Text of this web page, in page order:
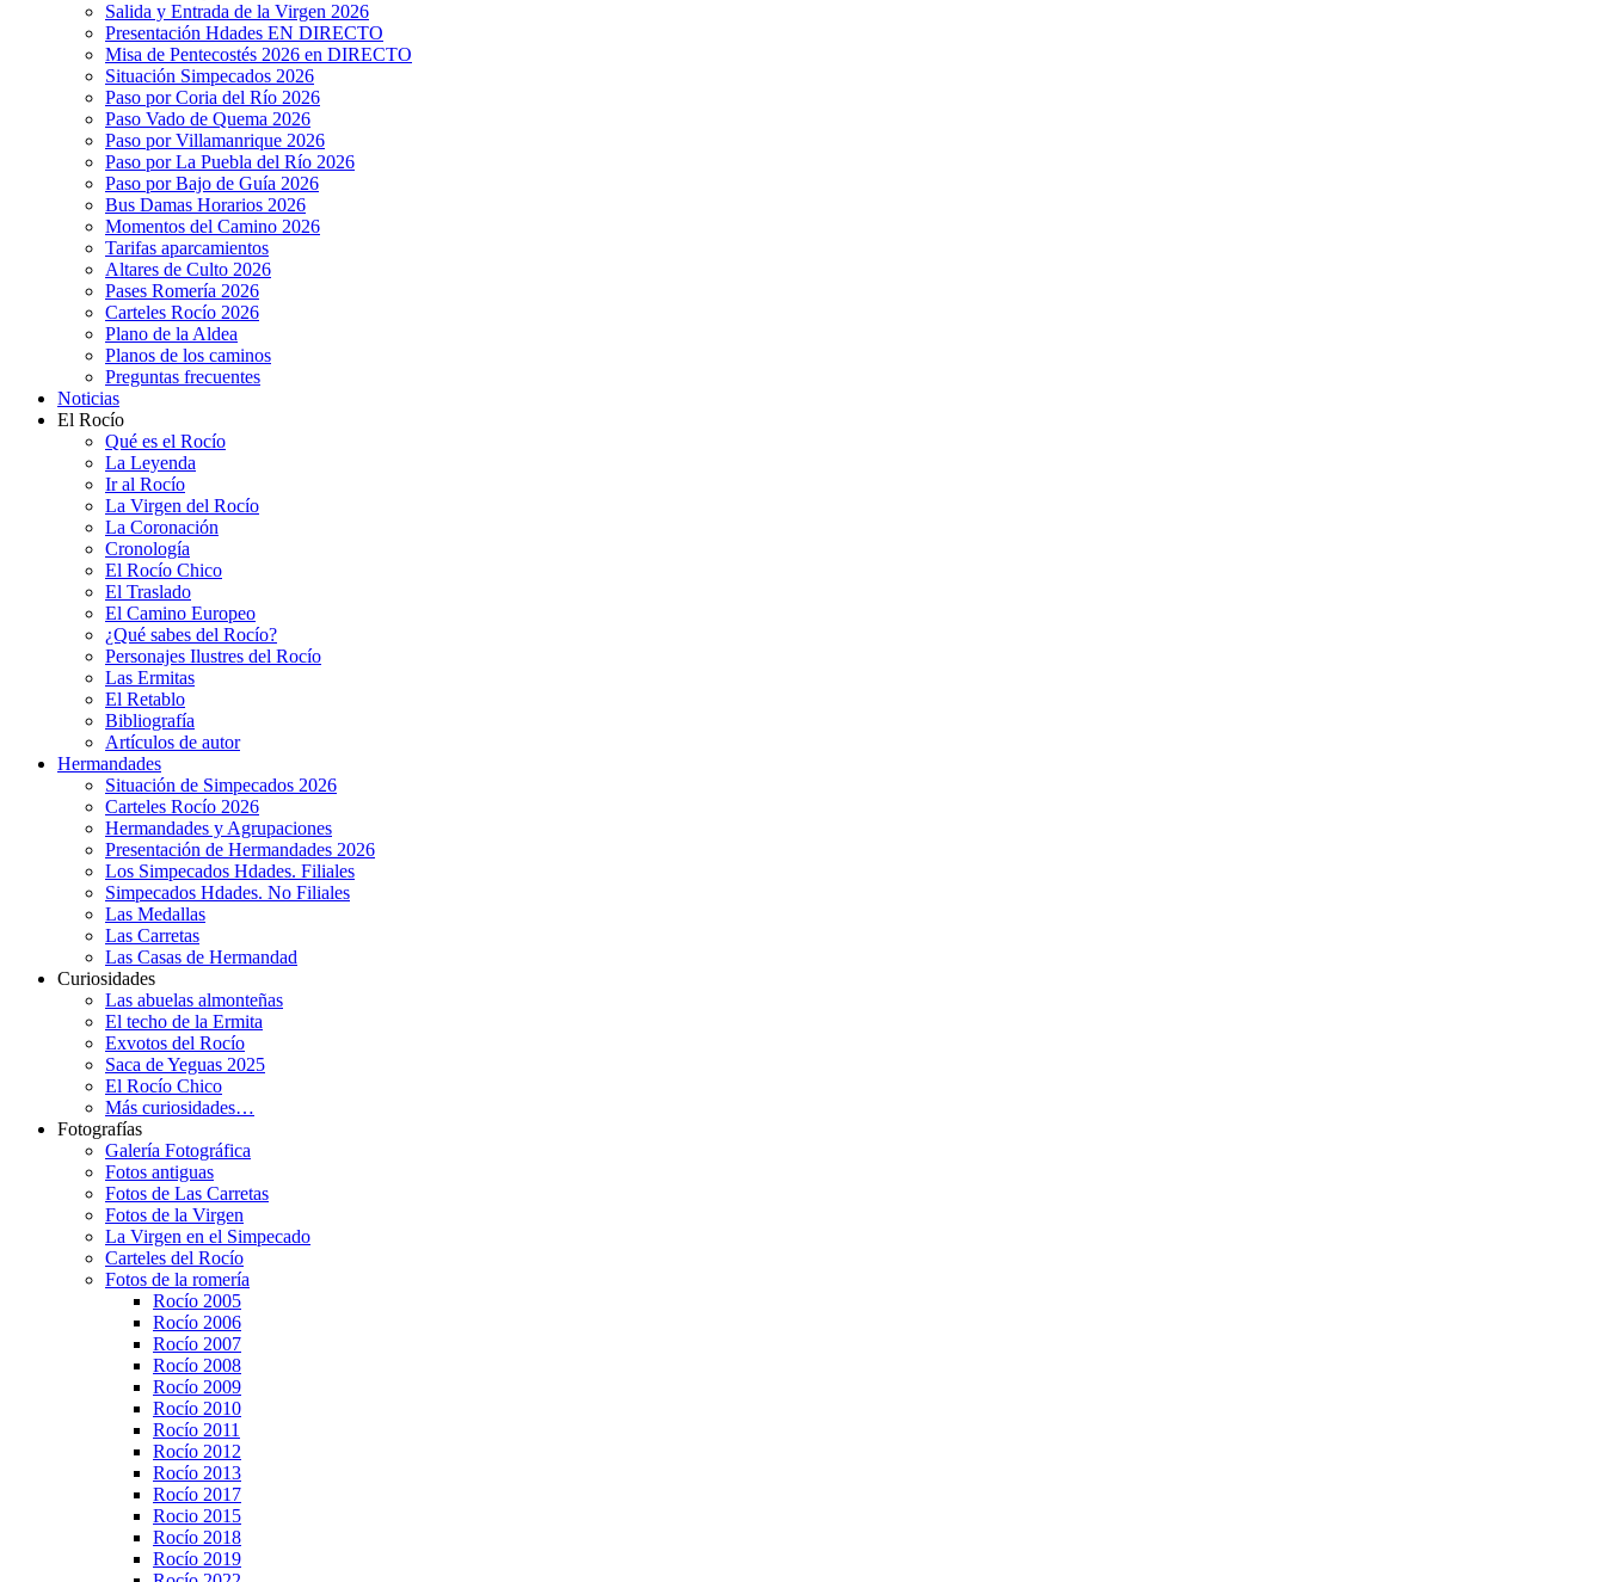
Salida y Entrada de la Virgen 2026
Presentación Hdades EN DIRECTO
Misa de Pentecostés 2026 en DIRECTO
Situación Simpecados 2026
Paso por Coria del Río 2026
Paso Vado de Quema 2026
Paso por Villamanrique 2026
Paso por La Puebla del Río 2026
Paso por Bajo de Guía 2026
Bus Damas Horarios 2026
Momentos del Camino 2026
Tarifas aparcamientos
Altares de Culto 2026
Pases Romería 2026
Carteles Rocío 2026
Plano de la Aldea
Planos de los caminos
Preguntas frecuentes
Noticias
El Rocío
Qué es el Rocío
La Leyenda
Ir al Rocío
La Virgen del Rocío
La Coronación
Cronología
El Rocío Chico
El Traslado
El Camino Europeo
¿Qué sabes del Rocío?
Personajes Ilustres del Rocío
Las Ermitas
El Retablo
Bibliografía
Artículos de autor
Hermandades
Situación de Simpecados 2026
Carteles Rocío 2026
Hermandades y Agrupaciones
Presentación de Hermandades 2026
Los Simpecados Hdades. Filiales
Simpecados Hdades. No Filiales
Las Medallas
Las Carretas
Las Casas de Hermandad
Curiosidades
Las abuelas almonteñas
El techo de la Ermita
Exvotos del Rocío
Saca de Yeguas 2025
El Rocío Chico
Más curiosidades…
Fotografías
Galería Fotográfica
Fotos antiguas
Fotos de Las Carretas
Fotos de la Virgen
La Virgen en el Simpecado
Carteles del Rocío
Fotos de la romería
Rocío 2005
Rocío 2006
Rocío 2007
Rocío 2008
Rocío 2009
Rocío 2010
Rocío 2011
Rocío 2012
Rocío 2013
Rocío 2017
Rocio 2015
Rocío 2018
Rocío 2019